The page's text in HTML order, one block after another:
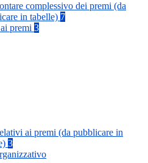
complessivo dei premi (da
in tabelle) 7
premi 3
ai premi (da pubblicare in
3